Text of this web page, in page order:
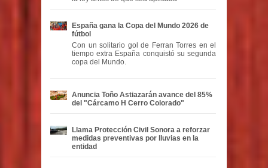
España gana la Copa del Mundo 2026 de
fútbol
Con un solitario gol de Ferran Torres en el
tiempo extra España conquistó su segunda
copa del Mundo.
Anuncia Toño Astiazarán avance del 85%
del "Cárcamo H Cerro Colorado"
Llama Protección Civil Sonora a reforzar
medidas preventivas por lluvias en la
entidad